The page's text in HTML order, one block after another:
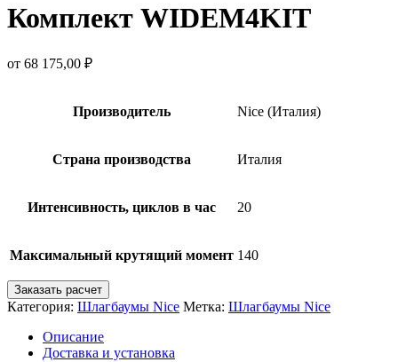
Комплект WIDEM4KIT
от 68 175,00 ₽
Производитель Nice (Италия)
Страна производства Италия
Интенсивность, циклов в час 20
Максимальный крутящий момент 140
Заказать расчет
Категория: Шлагбаумы Nice Метка: Шлагбаумы Nice
Описание
Доставка и установка